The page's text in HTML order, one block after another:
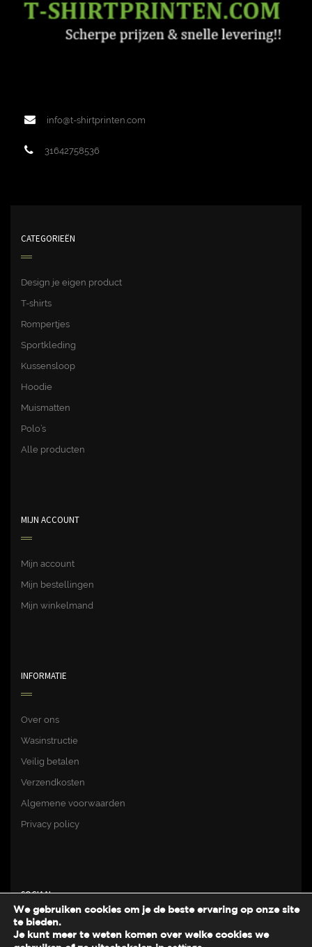
info@t-shirtprinten.com
31642758536
CATEGORIEËN
Design je eigen product
T-shirts
Rompertjes
Sportkleding
Kussensloop
Hoodie
Muismatten
Polo’s
Alle producten
MIJN ACCOUNT
Mijn account
Mijn bestellingen
Mijn winkelmand
INFORMATIE
Over ons
Wasinstructie
Veilig betalen
Verzendkosten
Algemene voorwaarden
Privacy policy
SOCIAAL
Facebook
We gebruiken cookies om je de beste ervaring op onze site
te bieden.
Je kunt meer te weten komen over welke cookies we